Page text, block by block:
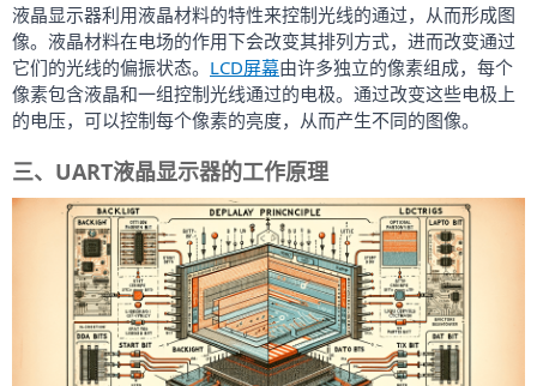
液晶显示器利用液晶材料的特性来控制光线的通过，从而形成图
像。液晶材料在电场的作用下会改变其排列方式，进而改变通过
它们的光线的偏振状态。 LCD屏幕由许多独立的像素组成，每个
像素包含液晶和一组控制光线通过的电极。通过改变这些电极上
的电压，可以控制每个像素的亮度，从而产生不同的图像。
三、UART液晶显示器的工作原理